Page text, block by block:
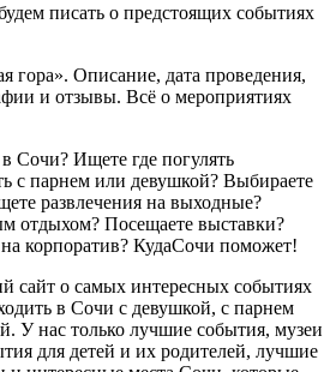
писать о предстоящих событиях
гора». Описание, дата проведения,
и отзывы. Всё о мероприятиях
Сочи? Ищете где погулять
с парнем или девушкой? Выбираете
развлечения на выходные?
отдыхом? Посещаете выставки?
на корпоратив? КудаСочи поможет!
сайт о самых интересных событиях
в Сочи с девушкой, с парнем
У нас только лучшие события, музеи
для детей и их родителей, лучшие